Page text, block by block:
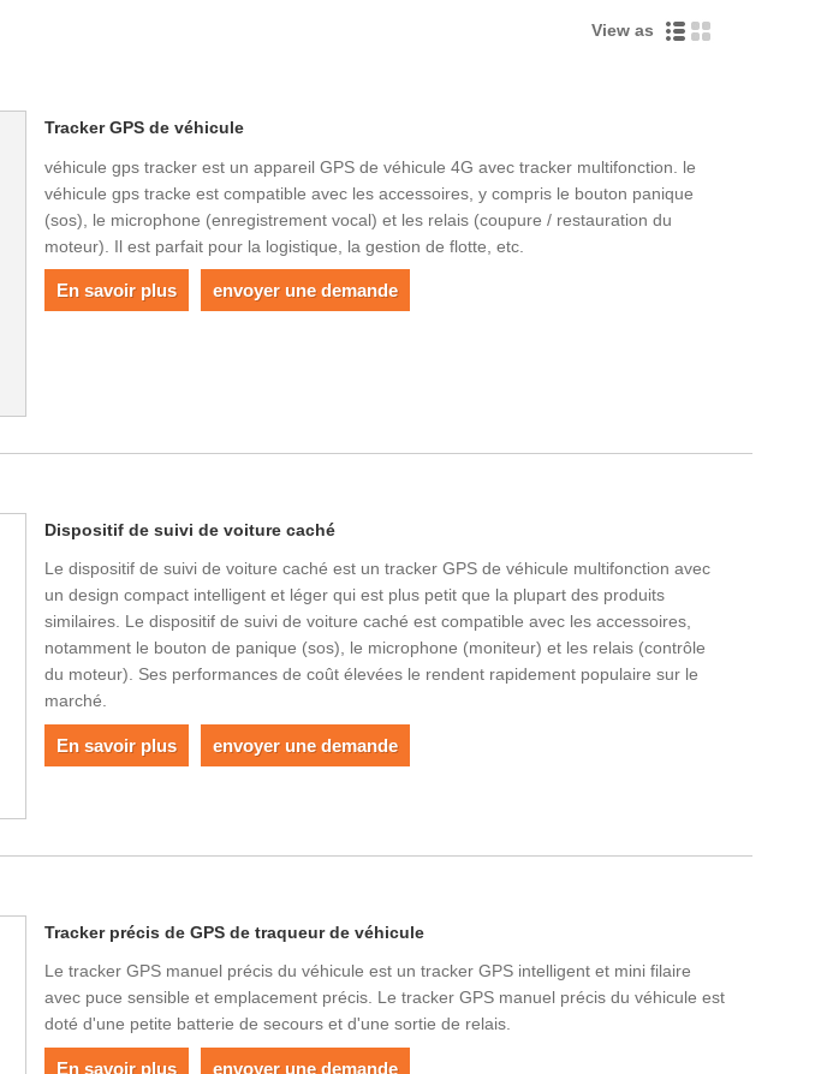
View as
Tracker GPS de véhicule
véhicule gps tracker est un appareil GPS de véhicule 4G avec tracker multifonction. le
véhicule gps tracke est compatible avec les accessoires, y compris le bouton panique
(sos), le microphone (enregistrement vocal) et les relais (coupure / restauration du
moteur). Il est parfait pour la logistique, la gestion de flotte, etc.
En savoir plus envoyer une demande
Dispositif de suivi de voiture caché
Le dispositif de suivi de voiture caché est un tracker GPS de véhicule multifonction avec
un design compact intelligent et léger qui est plus petit que la plupart des produits
similaires. Le dispositif de suivi de voiture caché est compatible avec les accessoires,
notamment le bouton de panique (sos), le microphone (moniteur) et les relais (contrôle
du moteur). Ses performances de coût élevées le rendent rapidement populaire sur le
marché.
En savoir plus envoyer une demande
Tracker précis de GPS de traqueur de véhicule
Le tracker GPS manuel précis du véhicule est un tracker GPS intelligent et mini filaire
avec puce sensible et emplacement précis. Le tracker GPS manuel précis du véhicule est
doté d'une petite batterie de secours et d'une sortie de relais.
En savoir plus envoyer une demande